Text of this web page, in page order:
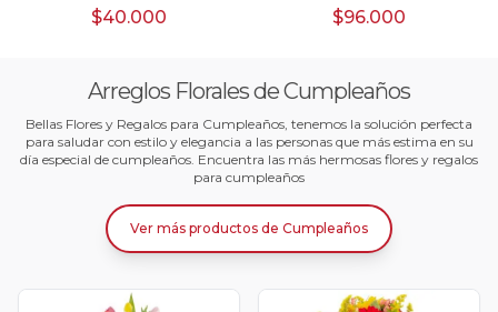
$40.000 $96.000
Arreglos Florales de Cumpleaños
Bellas Flores y Regalos para Cumpleaños, tenemos la solución perfecta
para saludar con estilo y elegancia a las personas que más estima en su
día especial de cumpleaños. Encuentra las más hermosas flores y regalos
para cumpleaños
Ver más productos de Cumpleaños